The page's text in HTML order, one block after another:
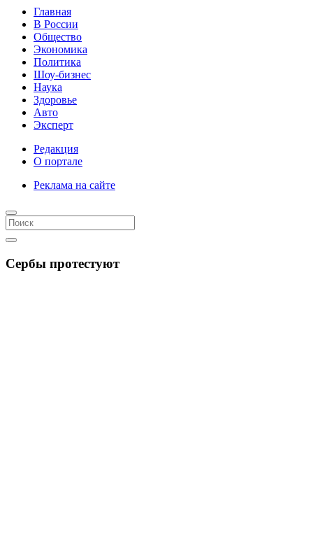
Главная
В России
Общество
Экономика
Политика
Шоу-бизнес
Наука
Здоровье
Авто
Эксперт
Редакция
О портале
Реклама на сайте
Сербы протестуют